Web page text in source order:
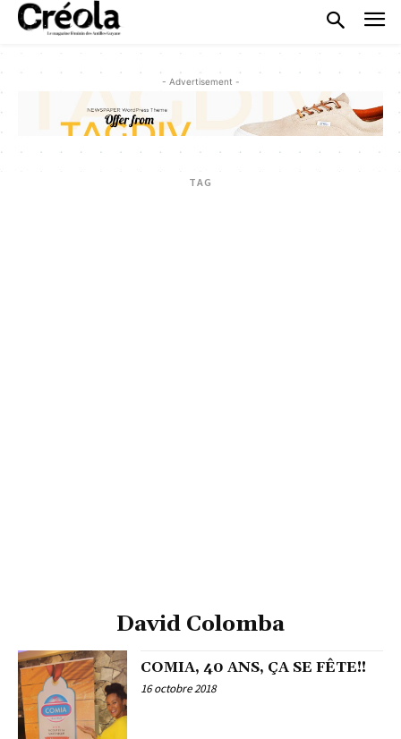
- Advertisement -
TAG
David Colomba
COMIA, 40 ANS, ÇA SE FÊTE!!
16 octobre 2018